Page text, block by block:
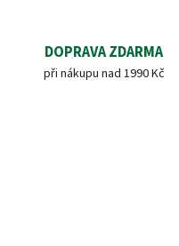
DOPRAVA ZDARMA
při nákupu nad 1990 Kč